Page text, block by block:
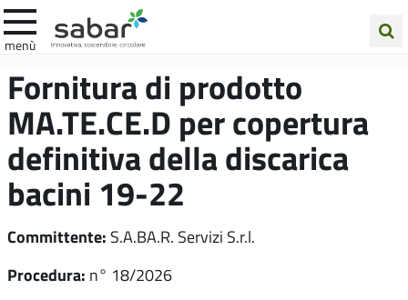
menù
nel
sito
Fornitura di prodotto
MA.TE.CE.D per copertura
definitiva della discarica
bacini 19-22
Committente: S.A.BA.R. Servizi S.r.l.
Procedura: n° 18/2026